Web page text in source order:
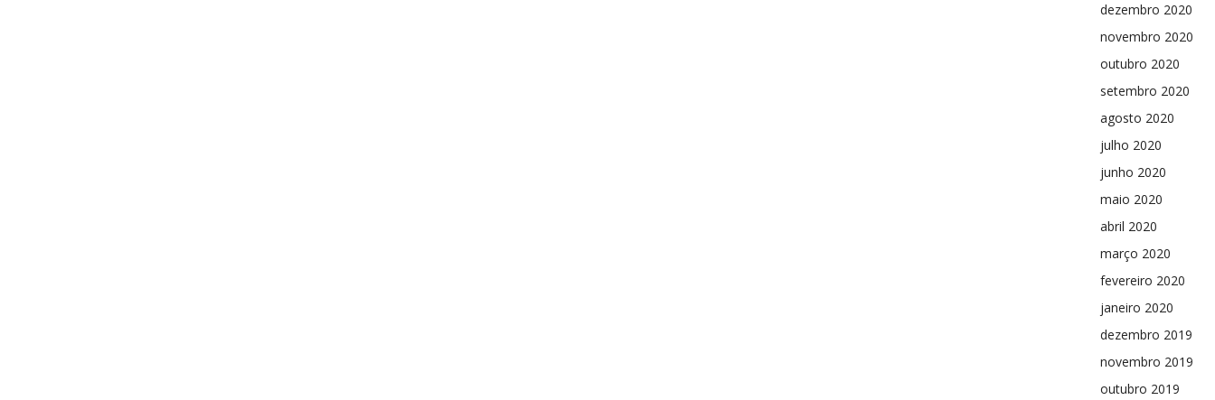
dezembro 2020
novembro 2020
outubro 2020
setembro 2020
agosto 2020
julho 2020
junho 2020
maio 2020
abril 2020
março 2020
fevereiro 2020
janeiro 2020
dezembro 2019
novembro 2019
outubro 2019